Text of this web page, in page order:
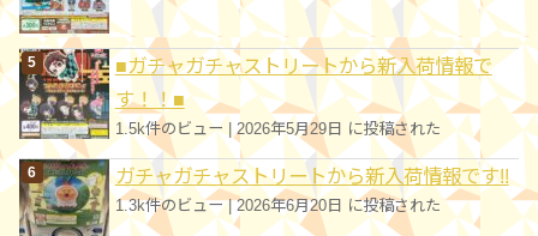
■ガチャガチャストリートから新入荷情報で
す！！■
1.5k件のビュー | 2026年5月29日 に投稿された
ガチャガチャストリートから新入荷情報です!!
1.3k件のビュー|2026年6月20日 に投稿された